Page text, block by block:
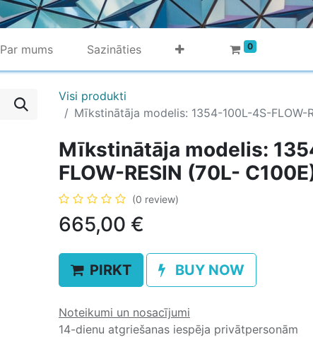
Par mums Sazināties 0
Visi produkti
Mīkstinātāja modelis: 1354-100L-4S-FLOW-
Mīkstinātāja modelis:
FLOW-RESIN (70L-
(0 review)
665,00 €
PIRKT BUY NOW
Noteikumi un nosacījumi
14-dienu atgriešanas iespēja privātpersonām